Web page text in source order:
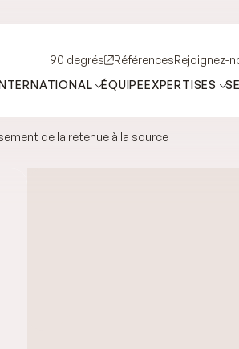
90 degrés RéférencesRejoignez-
ÉQUIPEEXPERTISES
de la retenue à la source